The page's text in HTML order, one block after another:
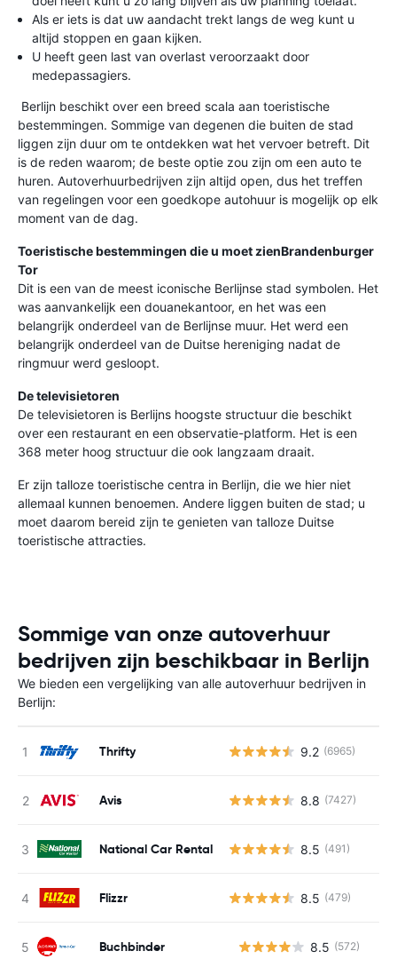
Als er iets is dat uw aandacht trekt langs de weg kunt u
altijd stoppen en gaan kijken.
U heeft geen last van overlast veroorzaakt door
medepassagiers.
Berlijn beschikt over een breed scala aan toeristische
bestemmingen. Sommige van degenen die buiten de stad
liggen zijn duur om te ontdekken wat het vervoer betreft. Dit
is de reden waarom; de beste optie zou zijn om een auto te
huren. Autoverhuurbedrijven zijn altijd open, dus het treffen
van regelingen voor een goedkope autohuur is mogelijk op elk
moment van de dag.
Toeristische bestemmingen die u moet zienBrandenburger
Tor
Dit is een van de meest iconische Berlijnse stad symbolen. Het
was aanvankelijk een douanekantoor, en het was een
belangrijk onderdeel van de Berlijnse muur. Het werd een
belangrijk onderdeel van de Duitse hereniging nadat de
ringmuur werd gesloopt.
De televisietoren
De televisietoren is Berlijns hoogste structuur die beschikt
over een restaurant en een observatie-platform. Het is een
368 meter hoog structuur die ook langzaam draait.
Er zijn talloze toeristische centra in Berlijn, die we hier niet
allemaal kunnen benoemen. Andere liggen buiten de stad; u
moet daarom bereid zijn te genieten van talloze Duitse
toeristische attracties.
Sommige van onze autoverhuur
bedrijven zijn beschikbaar in Berlijn
We bieden een vergelijking van alle autoverhuur bedrijven in
Berlijn:
Thrifty 9.2 (6965)
Avis 8.8 (7427)
National Car Rental 8.5 (491)
Flizzr 8.5 (479)
Buchbinder 8.5 (572)